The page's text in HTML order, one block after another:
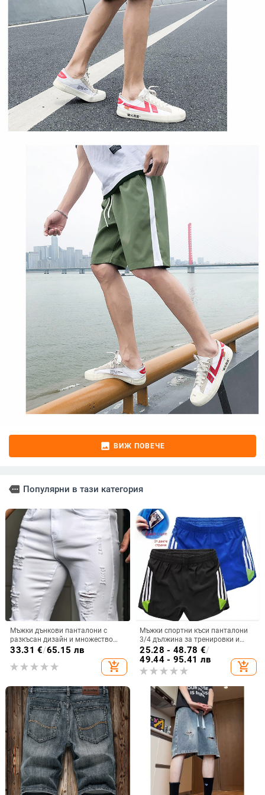
image ВИЖ ПОВЕЧЕ
more Популярни в тази категория
Мъжки дънкови панталони с
разкъсан дизайн и множество
дупки, прав крак, еластичен
пролет 2026
33.31 €/65.15 лв
add_shopping_cart
Мъжки спортни къси панталони
3/4 дължина за тренировки и
бягане, бързосъхнещи, леки и
еластични
25.28 - 48.78 €/
49.44 - 95.41 лв
add_shopping_cart